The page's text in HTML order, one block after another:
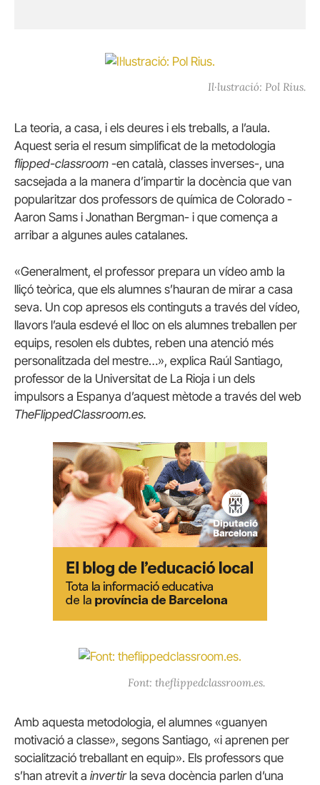
Il·lustració: Pol Rius.
La teoria, a casa, i els deures i els treballs, a l’aula.
Aquest seria el resum simplificat de la metodologia
flipped-classroom -en català, classes inverses-, una
sacsejada a la manera d’impartir la docència que van
popularitzar dos professors de química de Colorado -
Aaron Sams i Jonathan Bergman- i que comença a
arribar a algunes aules catalanes.
«Generalment, el professor prepara un vídeo amb la
lliçó teòrica, que els alumnes s’hauran de mirar a casa
seva. Un cop apresos els continguts a través del vídeo,
llavors l’aula esdevé el lloc on els alumnes treballen per
equips, resolen els dubtes, reben una atenció més
personalitzada del mestre…», explica Raúl Santiago,
professor de la Universitat de La Rioja i un dels
impulsors a Espanya d’aquest mètode a través del web
TheFlippedClassroom.es.
Font: theflippedclassroom.es.
Amb aquesta metodologia, el alumnes «guanyen
motivació a classe», segons Santiago, «i aprenen per
socialització treballant en equip». Els professors que
s’han atrevit a invertir la seva docència parlen d’una